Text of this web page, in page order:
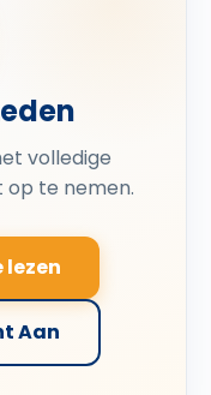
volledige
te nemen.
lezen
Aan